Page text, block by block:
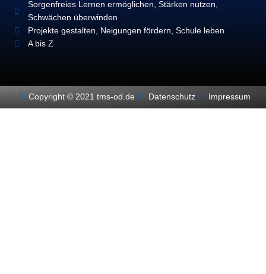
Sorgenfreies Lernen ermöglichen, Stärken nutzen,
Schwächen überwinden
Projekte gestalten, Neigungen fördern, Schule leben
A bis Z
Copyright © 2021 tms-od.de Datenschutz Impressum